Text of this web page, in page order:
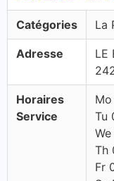
Catégories La
Adresse
LE
Horaires
Service
Tu
Th
Fr